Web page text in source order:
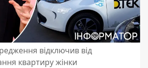
відключив від
квартиру жінки